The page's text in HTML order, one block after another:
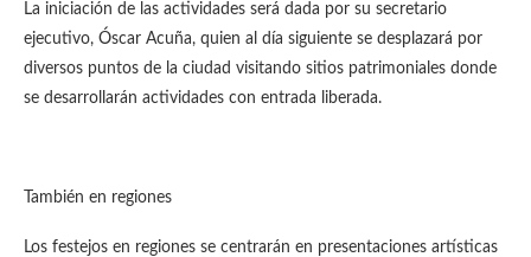
La iniciación de las actividades será dada por su secretario
ejecutivo, Óscar Acuña, quien al día siguiente se desplazará por
diversos puntos de la ciudad visitando sitios patrimoniales donde
se desarrollarán actividades con entrada liberada.
También en regiones
Los festejos en regiones se centrarán en presentaciones artísticas